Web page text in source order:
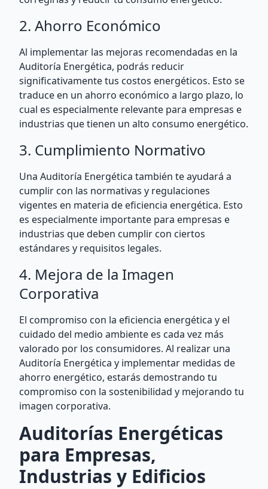
2. Ahorro Económico
Al implementar las mejoras recomendadas en la
Auditoría Energética, podrás reducir
significativamente tus costos energéticos. Esto se
traduce en un ahorro económico a largo plazo, lo
cual es especialmente relevante para empresas e
industrias que tienen un alto consumo energético.
3. Cumplimiento Normativo
Una Auditoría Energética también te ayudará a
cumplir con las normativas y regulaciones
vigentes en materia de eficiencia energética. Esto
es especialmente importante para empresas e
industrias que deben cumplir con ciertos
estándares y requisitos legales.
4. Mejora de la Imagen
Corporativa
El compromiso con la eficiencia energética y el
cuidado del medio ambiente es cada vez más
valorado por los consumidores. Al realizar una
Auditoría Energética y implementar medidas de
ahorro energético, estarás demostrando tu
compromiso con la sostenibilidad y mejorando tu
imagen corporativa.
Auditorías Energéticas
para Empresas,
Industrias y Edificios